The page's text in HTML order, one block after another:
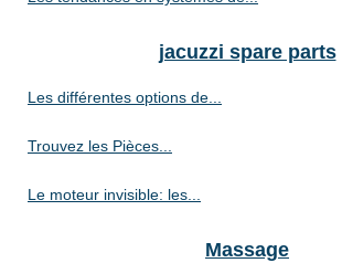
jacuzzi spare parts
Les différentes options de...
Trouvez les Pièces...
Le moteur invisible: les...
Massage